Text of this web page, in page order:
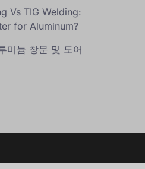
Vs TIG Welding:
for Aluminum?
미늄 창문 및 도어